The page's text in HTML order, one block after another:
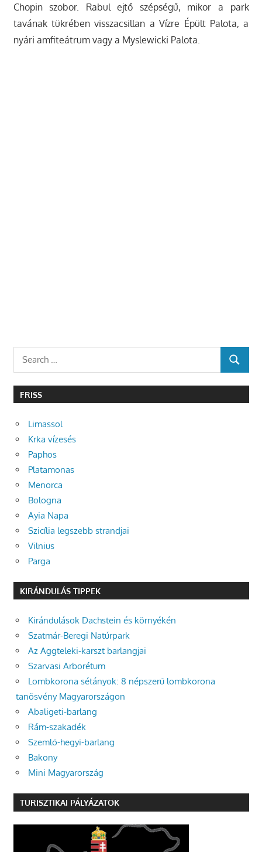
Chopin szobor. Rabul ejtő szépségű, mikor a park
tavának tükrében visszacsillan a Vízre Épült Palota, a
nyári amfiteátrum vagy a Myslewicki Palota.
Search
SEARCH
FRISS
Limassol
Krka vízesés
Paphos
Platamonas
Menorca
Bologna
Ayia Napa
Szicília legszebb strandjai
Vilnius
Parga
KIRÁNDULÁS TIPPEK
Kirándulások Dachstein és környékén
Szatmár-Beregi Natúrpark
Az Aggteleki-karszt barlangjai
Szarvasi Arborétum
Lombkorona sétányok: 8 népszerű lombkorona
tanösvény Magyarországon
Abaligeti-barlang
Rám-szakadék
Szemlő-hegyi-barlang
Bakony
Mini Magyarország
TURISZTIKAI PÁLYÁZATOK